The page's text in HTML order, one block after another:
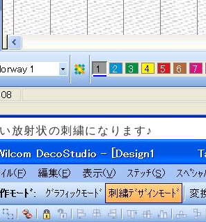
放射状の刺繍になります♪